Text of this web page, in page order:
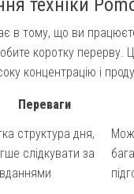
техніки
в тому, що ви
коротку перерву.
концентрацію і
Переваги
структура дня,
слідкувати за